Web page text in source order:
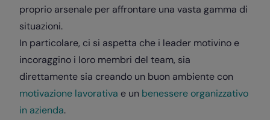
proprio arsenale per affrontare una vasta gamma di
situazioni.
In particolare, ci si aspetta che i leader motivino e
incoraggino i loro membri del team, sia
direttamente sia creando un buon ambiente con
motivazione lavorativa e un benessere organizzativo
in azienda.